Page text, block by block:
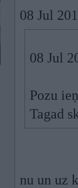
08 Jul
08 Jul
Pozu
Tagad
nu un uz